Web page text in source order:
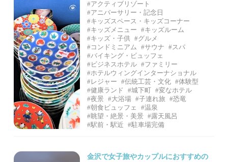
#アクティブリゾート
#アニバーサリー・記念日
#キッズスペース・キッズコーナー
#キッズメニュー
#キッズルーム
#キッズ・子供 #グルメ
#コンドミニアム
#サウナ
#スパ
#バイキング・ビュッフェ
#ビジネスホテル #ファミリー
#ホテルウィングインターナショナル
#レジャー
#伝統工芸・文化 #体験型
#健康ランド
#城下町 #変なホテル
#夜景 #大浴場 #子連れ旅
#恐竜
#朝食ビュッフェ
#温泉
#眺望・絶景・美景 #露天風呂
#駅前・駅近
#駐車場完備
金沢で女子旅やカップルにおすすめの